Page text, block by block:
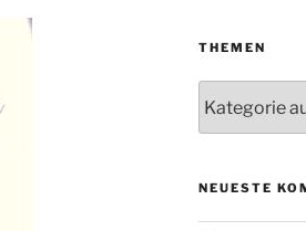
THEMEN
NEUESTE